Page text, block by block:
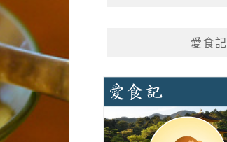
愛食記